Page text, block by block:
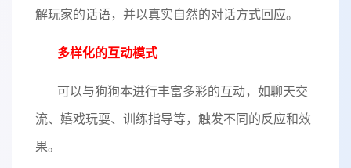
解玩家的话语，并以真实自然的对话方式回应。
多样化的互动模式
可以与狗狗本进行丰富多彩的互动，如聊天交
流、嬉戏玩耍、训练指导等，触发不同的反应和效
果。